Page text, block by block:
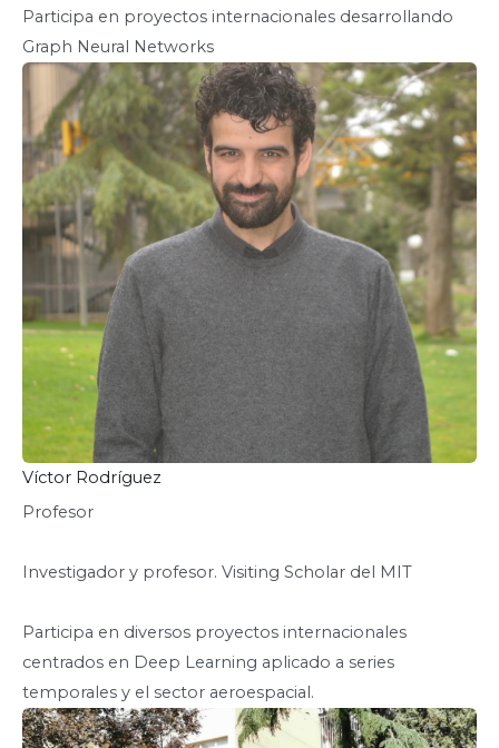
Participa en proyectos internacionales desarrollando
Graph Neural Networks
Víctor Rodríguez
Profesor
Investigador y profesor. Visiting Scholar del MIT
Participa en diversos proyectos internacionales
centrados en Deep Learning aplicado a series
temporales y el sector aeroespacial.